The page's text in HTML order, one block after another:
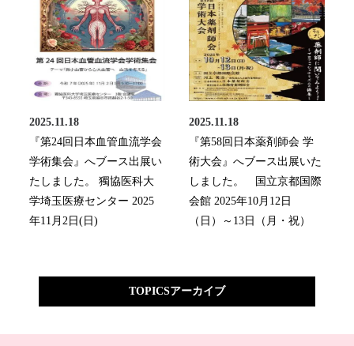
2025.11.18
『第24回日本血管血流学会
学術集会』へブース出展い
たしました。 獨協医科大
学埼玉医療センター 2025
年11月2日(日)
2025.11.18
『第58回日本薬剤師会 学
術大会』へブース出展いた
しました。 国立京都国際
会館 2025年10月12日
（日）～13日（月・祝）
TOPICSアーカイブ